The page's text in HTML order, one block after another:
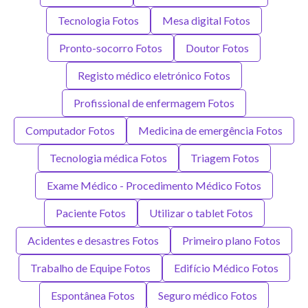
Tecnologia Fotos Mesa digital Fotos
Pronto-socorro Fotos Doutor Fotos
Registo médico eletrónico Fotos
Profissional de enfermagem Fotos
Computador Fotos Medicina de emergência Fotos
Tecnologia médica Fotos Triagem Fotos
Exame Médico - Procedimento Médico Fotos
Paciente Fotos Utilizar o tablet Fotos
Acidentes e desastres Fotos Primeiro plano Fotos
Trabalho de Equipe Fotos Edifício Médico Fotos
Espontânea Fotos Seguro médico Fotos